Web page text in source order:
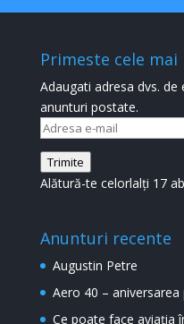
Primeste cele
Adaugati adresa dvs.
anunturi postate.
Adresa
e-
mail
Trimite
Alătură-te celorlalți 17
Anunturi recente
Augustin Petre
Aero 40 –
Ce poate face aviația